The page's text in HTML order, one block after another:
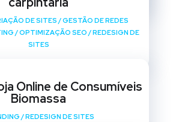
DE SITES /GESTÃO DE REDES
/OPTIMIZAÇÃO SEO /REDESIGN DE
SITES
Online de Consumíveis
Biomassa
/REDESIGN DE SITES